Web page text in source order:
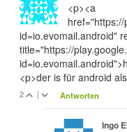
<p><a
id=io.evomail.android"
title="https://
<p>der is für android
2 | Antworten
Ingo